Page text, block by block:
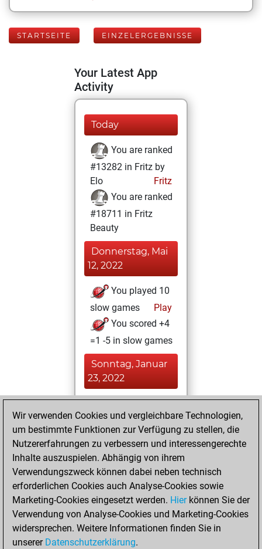
STARTSEITE EINZELERGEBNISSE
Your Latest App
Activity
Today
You are ranked
#13282 in Fritz by
Elo
Fritz
You are ranked
#18711 in Fritz
Beauty
Donnerstag, Mai
12, 2022
You played 10
slow games
Play
You scored +4
=1 -5 in slow games
Sonntag, Januar
23, 2022
You achieved a
BeautyScore of 4
Fritz
You
achieved a new Elo
of 1590
You created
your Fritz account
You played 6
blitz games
Play
Wir verwenden Cookies und vergleichbare Technologien,
um bestimmte Funktionen zur Verfügung zu stellen, die
Nutzererfahrungen zu verbessern und interessengerechte
Inhalte auszuspielen. Abhängig von ihrem
Verwendungszweck können dabei neben technisch
erforderlichen Cookies auch Analyse-Cookies sowie
Marketing-Cookies eingesetzt werden. Hierkönnen Sie der
Verwendung von Analyse-Cookies und Marketing-Cookies
widersprechen. Weitere Informationen finden Sie in
unserer Datenschutzerklärung.